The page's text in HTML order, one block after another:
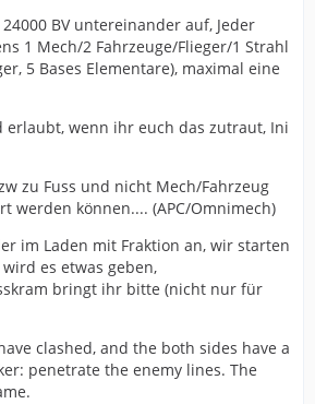
BV untereinander auf, Jeder
1 Mech/2 Fahrzeuge/Flieger/1 Strahl
5 Bases Elementare), maximal eine
erlaubt, wenn ihr euch das zutraut, Ini
zu Fuss und nicht Mech/Fahrzeug
werden können.... (APC/Omnimech)
im Laden mit Fraktion an, wir starten
es etwas geben,
bringt ihr bitte (nicht nur für
clashed, and the both sides have a
penetrate the enemy lines. The